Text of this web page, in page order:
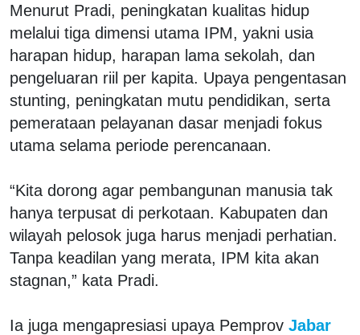
Menurut Pradi, peningkatan kualitas hidup
melalui tiga dimensi utama IPM, yakni usia
harapan hidup, harapan lama sekolah, dan
pengeluaran riil per kapita. Upaya pengentasan
stunting, peningkatan mutu pendidikan, serta
pemerataan pelayanan dasar menjadi fokus
utama selama periode perencanaan.
“Kita dorong agar pembangunan manusia tak
hanya terpusat di perkotaan. Kabupaten dan
wilayah pelosok juga harus menjadi perhatian.
Tanpa keadilan yang merata, IPM kita akan
stagnan,” kata Pradi.
Ia juga mengapresiasi upaya Pemprov Jabar